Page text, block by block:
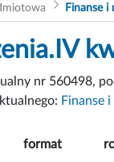
Finanse i
nr 560498,
Finanse
format